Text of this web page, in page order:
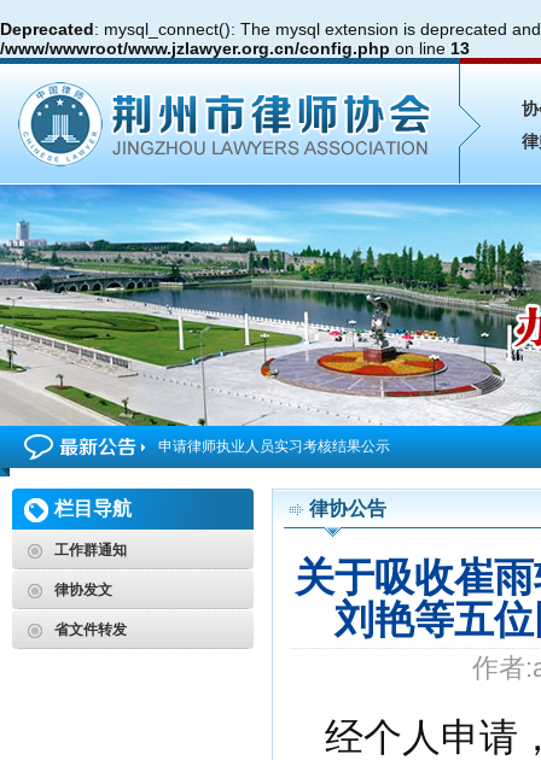
Deprecated: mysql_connect(): The mysql extension is deprecated
/www/wwwroot/www.jzlawyer.org.cn/config.php on line 13
申请律师执业人员实习考核结果公示
2026年度第4期申请律师执业人员参加面试考核的通知
申请律师执业人员实习考核结果公示
2026年度第3期申请律师执业人员参加面试考核的通知
申请律师执业人员实习考核结果公示
2026年度第2期申请律师执业人员参加面试考核的通知
2026年度第1期申请律师执业人员参加面试考核的通知
栏目导航
工作群通知
律协发文
省文件转发
律协公告
关于吸收崔
刘艳等五
作者
经个人申请